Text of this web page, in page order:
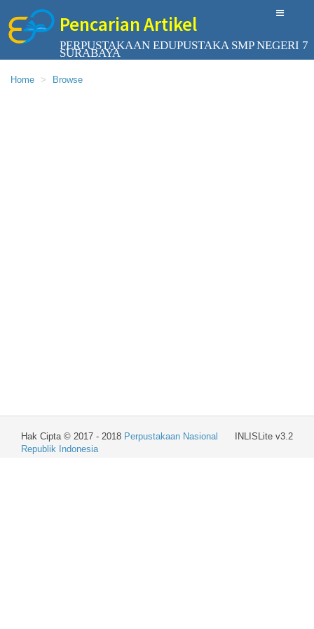
Pencarian Artikel
PERPUSTAKAAN EDUPUSTAKA SMP NEGERI 7
SURABAYA
Home Browse
INLISLite v3.2
Hak Cipta © 2017 - 2018 Perpustakaan Nasional
Republik Indonesia